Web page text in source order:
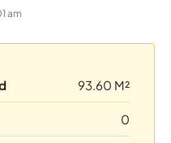
am
93.60 M²
0